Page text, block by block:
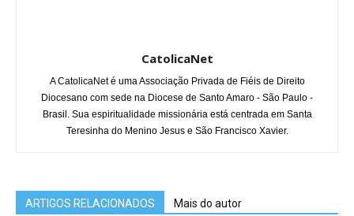
CatolicaNet
A CatolicaNet é uma Associação Privada de Fiéis de Direito
Diocesano com sede na Diocese de Santo Amaro - São Paulo -
Brasil. Sua espiritualidade missionária está centrada em Santa
Teresinha do Menino Jesus e São Francisco Xavier.
ARTIGOS RELACIONADOS Mais do autor